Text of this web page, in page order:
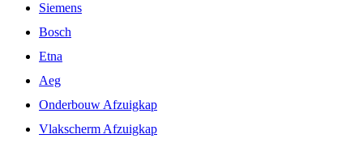
Siemens
Bosch
Etna
Aeg
Onderbouw Afzuigkap
Vlakscherm Afzuigkap